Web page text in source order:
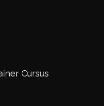
Cursus